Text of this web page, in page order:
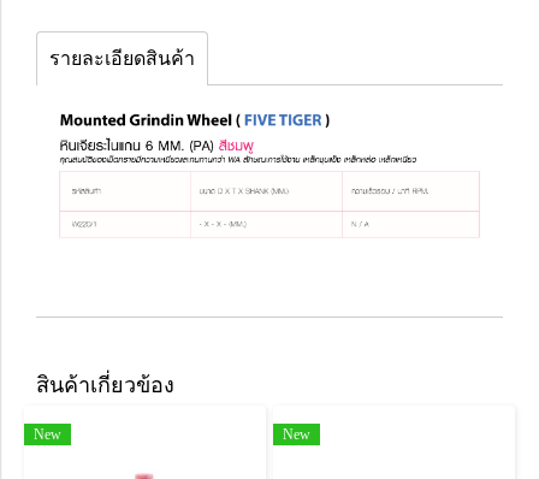
รายละเอียดสินค้า
สินค้าเกี่ยวข้อง
New New